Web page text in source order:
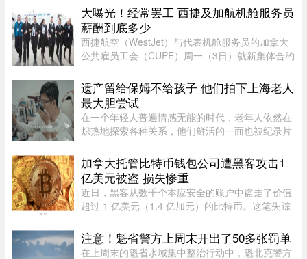
时段津贴"，地面工作也获补偿；休息时间增加；
餐食和制服津贴上调；其他一系 ...
大曝光！经常罢工 西捷及加航机舱服务员
薪酬到底多少
西捷航空（WestJet）与代表机舱服务员的加拿大
公共雇员工会（CUPE）周一（3日）就新集体合约
西捷航空周一在官网公布的薪酬资料，该公司机舱
服务员薪酬为每个「薪酬工时 ...
遗产留给保姆不给孩子 他们拍下上海老人
最大胆尝试
在一个年轻人普遍情感无能的时代，老年人依然在
炽热地探索各种关系，他们鲜活的一面也被纪录片
配和情感纠纷片段，《前浪》系列在做的其实是激
发大众重新审视每个人都将 ...
加拿大托管比特币钱包公司遭黑客攻击1
亿美元被盗 损失惨重
近日，黑客从数千个本应安全的账户中盗走了价值
超过 1 亿美元（1.4 亿加元）的比特币。这笔失踪
钱包的软件漏洞。冷钱包除了私密密码（“密钥”）
之外，还配有实体 ...
注意！魁省警方上周末开出了50多张罚单
在上周末的魁省水域集中整治行动中，魁北克警方